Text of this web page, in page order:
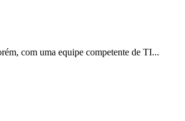
com uma equipe competente de TI...